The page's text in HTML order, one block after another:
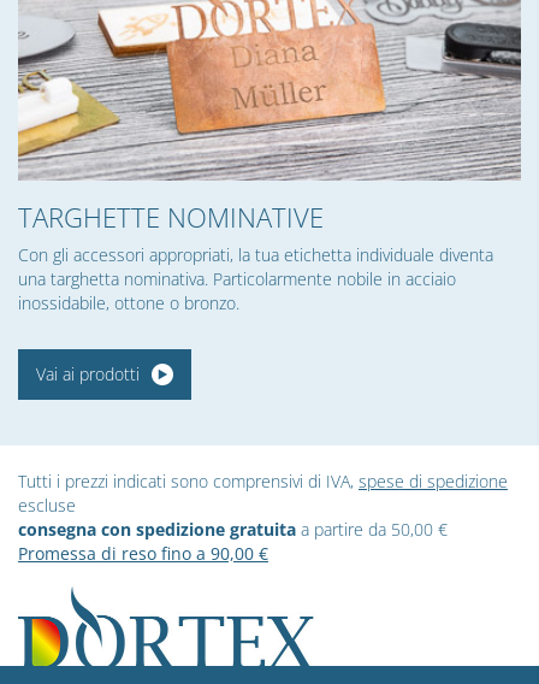
TARGHETTE NOMINATIVE
Con gli accessori appropriati, la tua etichetta individuale diventa
una targhetta nominativa. Particolarmente nobile in acciaio
inossidabile, ottone o bronzo.
Vai ai prodotti
Tutti i prezzi indicati sono comprensivi di IVA, spese di spedizione
escluse
consegna con spedizione gratuita a partire da 50,00 €
Promessa di reso fino a 90,00 €